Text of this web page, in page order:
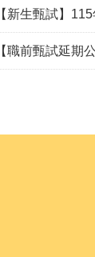
【新生甄試】115年度
【職前甄試延期公告】115年